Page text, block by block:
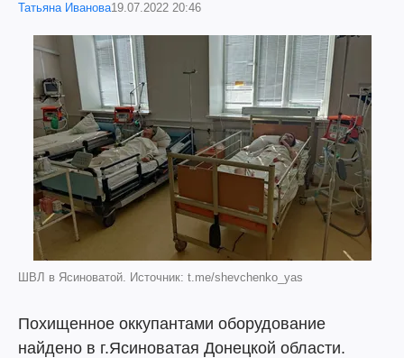
Татьяна Иванова19.07.2022 20:46
ШВЛ в Ясиноватой. Источник: t.me/shevchenko_yas
Похищенное оккупантами оборудование
найдено в г.Ясиноватая Донецкой области.